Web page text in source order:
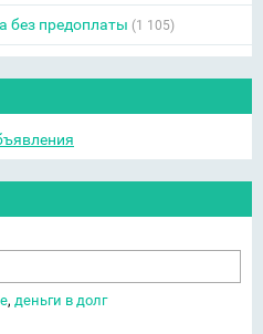
без предоплаты (1 105)
, деньги в долг